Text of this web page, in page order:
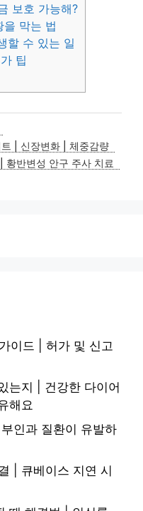
보호 가능해?
을 막는 법
할 수 있는 일
팁
| 신장변화 | 체중감량
황반변성 안구 주사 치료
이드 | 허가 및 신고
는지 | 건강한 다이어
해요
인과 질환이 유발하
| 큐베이스 지연 시